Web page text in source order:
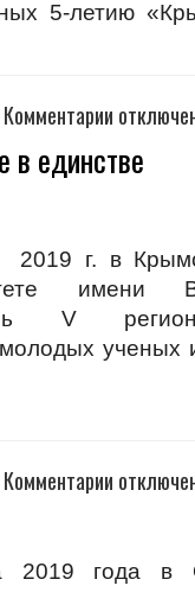
5-летию
Комментарии записи
Крым.
Россия.
в единстве
2019 г. в
имени
V
ученых
Комментарии записи
Навсегда!
2019 года в